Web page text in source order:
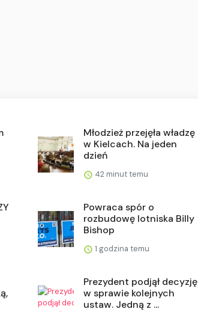
Młodzież przejęła władzę
w Kielcach. Na jeden
dzień
42 minut temu
Powraca spór o
rozbudowę lotniska Billy
Bishop
1 godzina temu
Prezydent podjął decyzję
w sprawie kolejnych
ustaw. Jedną z ...